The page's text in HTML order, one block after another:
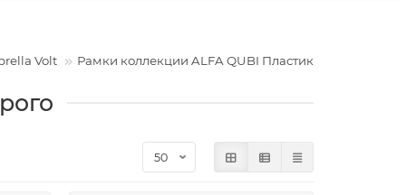
Volt Рамки коллекции ALFA QUBI Пластик